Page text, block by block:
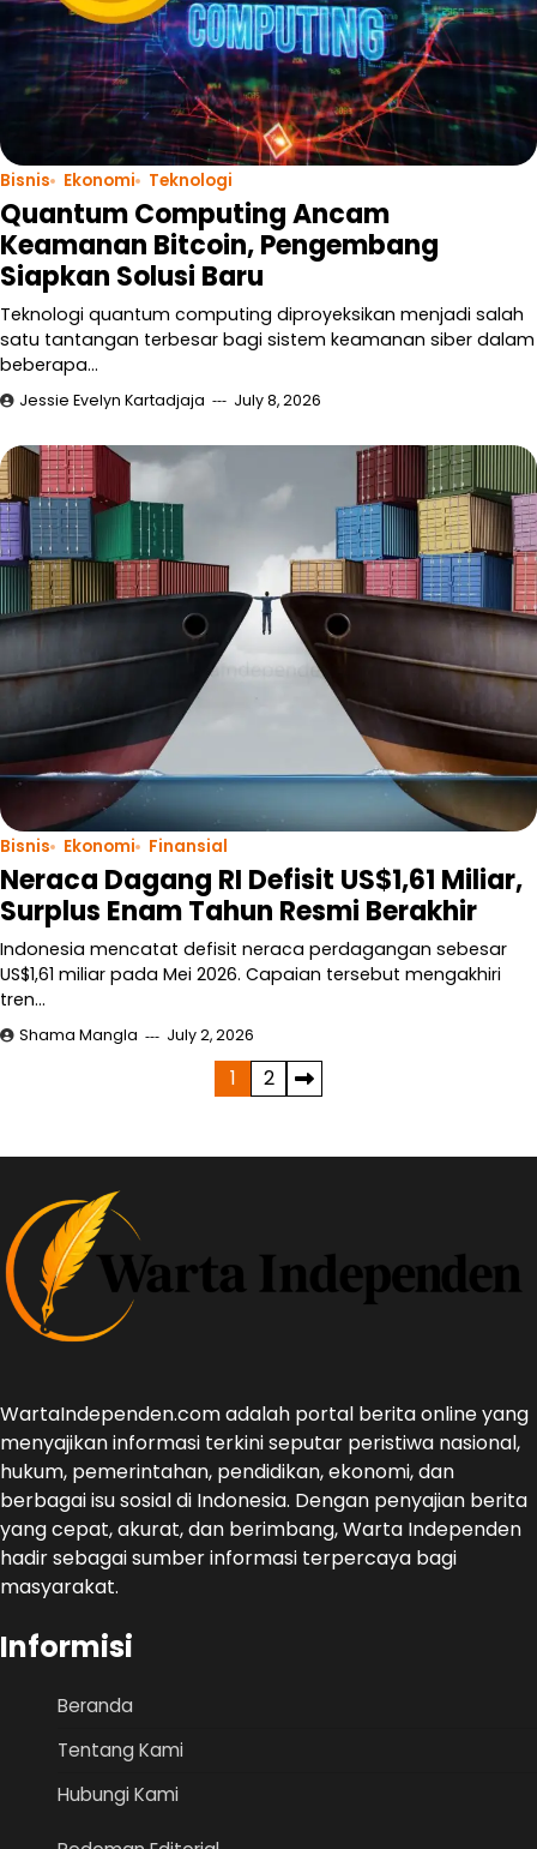
Bisnis Ekonomi Teknologi
Quantum Computing Ancam
Keamanan Bitcoin, Pengembang
Siapkan Solusi Baru
Teknologi quantum computing diproyeksikan menjadi salah
satu tantangan terbesar bagi sistem keamanan siber dalam
beberapa…
Jessie Evelyn Kartadjaja July 8, 2026
Bisnis Ekonomi Finansial
Neraca Dagang RI Defisit US$1,61 Miliar,
Surplus Enam Tahun Resmi Berakhir
Indonesia mencatat defisit neraca perdagangan sebesar
US$1,61 miliar pada Mei 2026. Capaian tersebut mengakhiri
tren…
Shama Mangla July 2, 2026
1 2
WartaIndependen.com adalah portal berita online yang
menyajikan informasi terkini seputar peristiwa nasional,
hukum, pemerintahan, pendidikan, ekonomi, dan
berbagai isu sosial di Indonesia. Dengan penyajian berita
yang cepat, akurat, dan berimbang, Warta Independen
hadir sebagai sumber informasi terpercaya bagi
masyarakat.
Informisi
Beranda
Tentang Kami
Hubungi Kami